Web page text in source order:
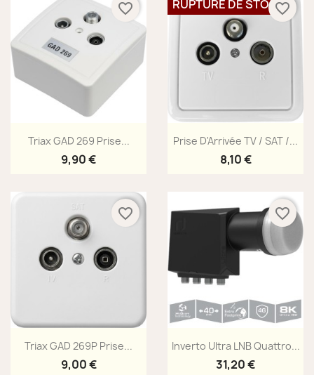
Aperçu rapide
Triax GAD 269 Prise...
9,90 €
favorite_border
Aperçu rapide
Prise D'Arrivée TV / SAT /...
8,10 €
RUPTURE DE STOCK
favorite_border
Aperçu rapide
Triax GAD 269P Prise...
9,00 €
favorite_border
Aperçu rapide
Inverto Ultra LNB Quattro...
31,20 €
favorite_border